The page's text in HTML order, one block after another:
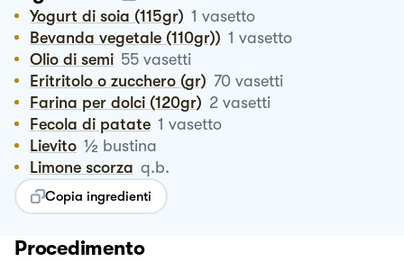
Yogurt di soia (115gr) 1 vasetto
Bevanda vegetale (110gr)) 1 vasetto
Olio di semi 55 vasetti
Eritritolo o zucchero (gr) 70 vasetti
Farina per dolci (120gr) 2 vasetti
Fecola di patate 1 vasetto
Lievito ½ bustina
Limone scorza q.b.
Copia ingredienti
Procedimento